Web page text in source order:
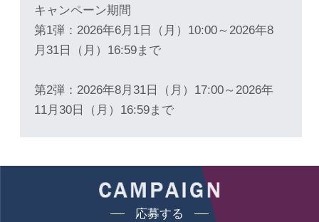
キャンペーン期間
第1弾：2026年6月1日（月）10:00～2026年8
月31日（月）16:59まで
第2弾：2026年8月31日（月）17:00～2026年
11月30日（月）16:59まで
応募する